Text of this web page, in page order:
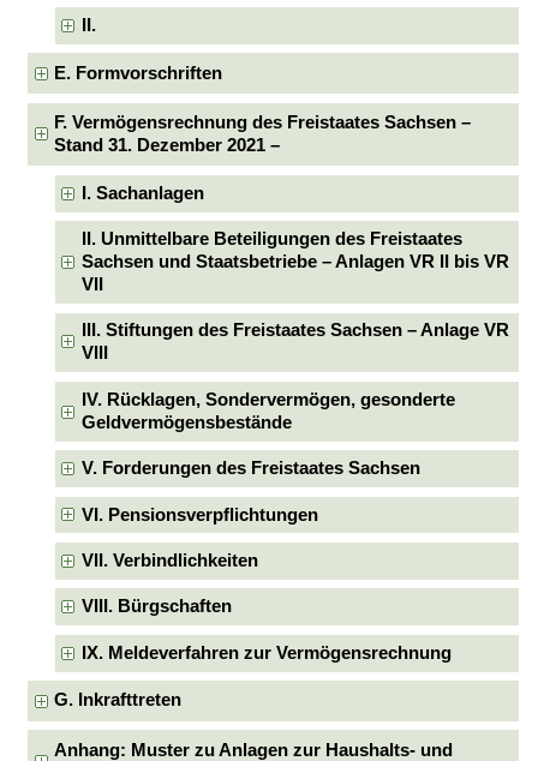
II.
E. Formvorschriften
F. Vermögensrechnung des Freistaates Sachsen –
Stand 31. Dezember 2021 –
I. Sachanlagen
II. Unmittelbare Beteiligungen des Freistaates
Sachsen und Staatsbetriebe – Anlagen VR II bis VR
VII
III. Stiftungen des Freistaates Sachsen – Anlage VR
VIII
IV. Rücklagen, Sondervermögen, gesonderte
Geldvermögensbestände
V. Forderungen des Freistaates Sachsen
VI. Pensionsverpflichtungen
VII. Verbindlichkeiten
VIII. Bürgschaften
IX. Meldeverfahren zur Vermögensrechnung
G. Inkrafttreten
Anhang: Muster zu Anlagen zur Haushalts- und